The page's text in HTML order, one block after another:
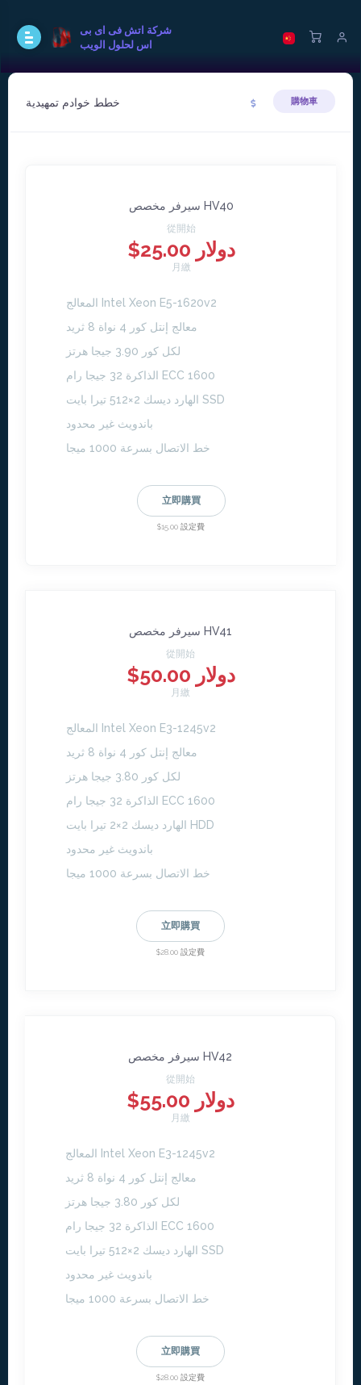
شركة اتش فى اى بى
اس لحلول الويب
خطط خوادم تمهيدية 購物車
سيرفر مخصص HV40
從開始
$25.00 دولار
月繳
المعالج Intel Xeon E5-1620v2
معالج إنتل كور 4 نواة 8 ثريد
لكل كور 3.90 جيجا هرتز
الذاكرة 32 جيجا رام ECC 1600
الهارد ديسك 2×512 تيرا بايت SSD
باندويث غير محدود
خط الاتصال بسرعة 1000 ميجا
立即購買
$15.00 設定費
سيرفر مخصص HV41
從開始
$50.00 دولار
月繳
المعالج Intel Xeon E3-1245v2
معالج إنتل كور 4 نواة 8 ثريد
لكل كور 3.80 جيجا هرتز
الذاكرة 32 جيجا رام ECC 1600
الهارد ديسك 2×2 تيرا بايت HDD
باندويث غير محدود
خط الاتصال بسرعة 1000 ميجا
立即購買
$28.00 設定費
سيرفر مخصص HV42
從開始
$55.00 دولار
月繳
المعالج Intel Xeon E3-1245v2
معالج إنتل كور 4 نواة 8 ثريد
لكل كور 3.80 جيجا هرتز
الذاكرة 32 جيجا رام ECC 1600
الهارد ديسك 2×512 تيرا بايت SSD
باندويث غير محدود
خط الاتصال بسرعة 1000 ميجا
立即購買
$28.00 設定費